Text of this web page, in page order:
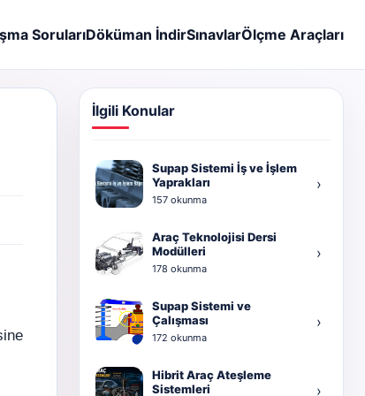
SorularıDöküman İndirSınavlarÖlçme Araçları
İlgili Konular
Supap Sistemi İş ve İşlem
Yaprakları
157 okunma
›
Araç Teknolojisi Dersi
Modülleri
178 okunma
›
Supap Sistemi ve
Çalışması
172 okunma
›
Hibrit Araç Ateşleme
Sistemleri
›